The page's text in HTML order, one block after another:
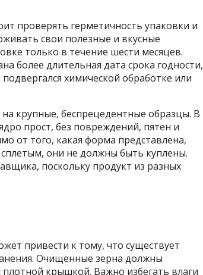
проверять герметичность упаковки и
свои полезные и вкусные
только в течение шести месяцев.
более длительная дата срока годности,
химической обработке или
крупные, беспрецедентные образцы. В
​​прост, без повреждений, пятен и
от того, какая форма представлена,
они не должны быть куплены.
поскольку продукт из разных
привести к тому, что существует
Очищенные зерна должны
плотной крышкой. Важно избегать влаги